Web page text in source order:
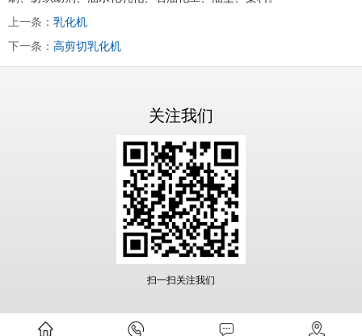
上一条： 乳化机
下一条： 高剪切乳化机
关注我们
扫一扫关注我们